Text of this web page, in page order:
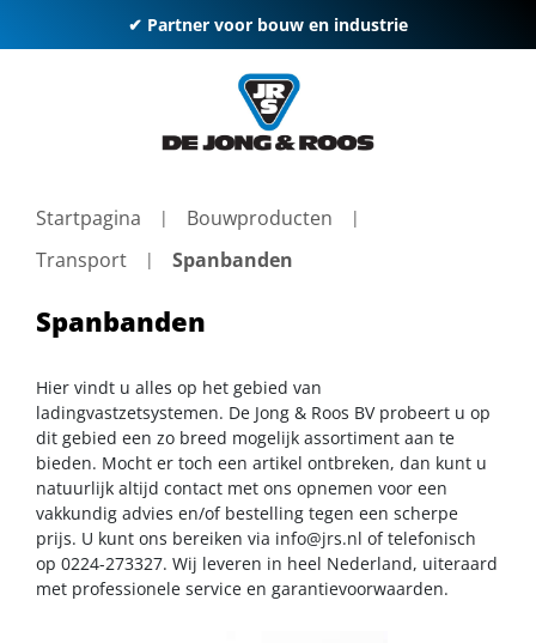
✔ Partner voor bouw en industrie
Startpagina
Bouwproducten
Transport
Spanbanden
Spanbanden
Hier vindt u alles op het gebied van
ladingvastzetsystemen. De Jong & Roos BV probeert u op
dit gebied een zo breed mogelijk assortiment aan te
bieden. Mocht er toch een artikel ontbreken, dan kunt u
natuurlijk altijd contact met ons opnemen voor een
vakkundig advies en/of bestelling tegen een scherpe
prijs. U kunt ons bereiken via info@jrs.nl of telefonisch
op 0224-273327. Wij leveren in heel Nederland, uiteraard
met professionele service en garantievoorwaarden.